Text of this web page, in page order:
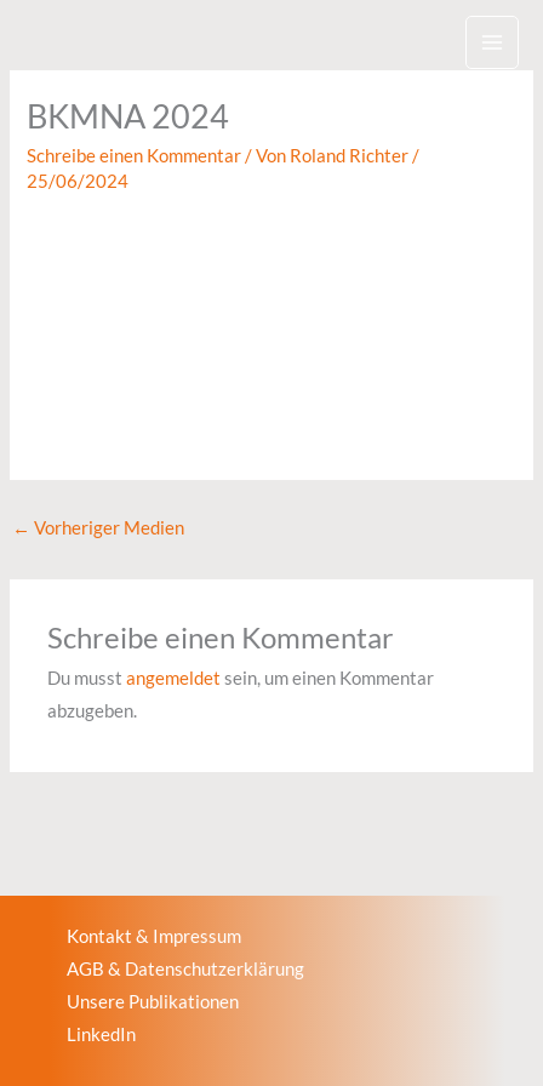
BKMNA 2024
Schreibe einen Kommentar / Von Roland Richter/
25/06/2024
← Vorheriger Medien
Schreibe einen Kommentar
Du musstangemeldet sein, um einen Kommentar
abzugeben.
Kontakt & Impressum
AGB & Datenschutzerklärung
Unsere Publikationen
LinkedIn